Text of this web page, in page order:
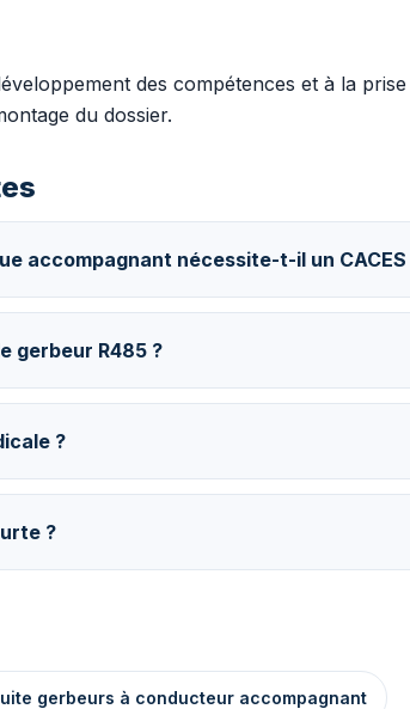
des compétences et à la
du dossier.
accompagnant nécessite-t-il un CACES
gerbeur R485 ?
?
?
gerbeurs à conducteur accompagnant